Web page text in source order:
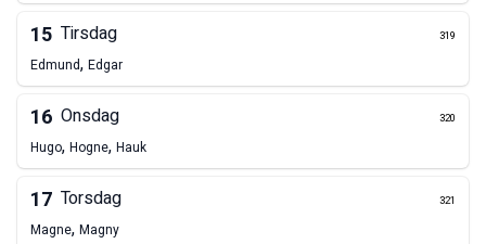
15 Tirsdag 319
Edmund, Edgar
16 Onsdag 320
Hugo, Hogne, Hauk
17 Torsdag 321
Magne, Magny